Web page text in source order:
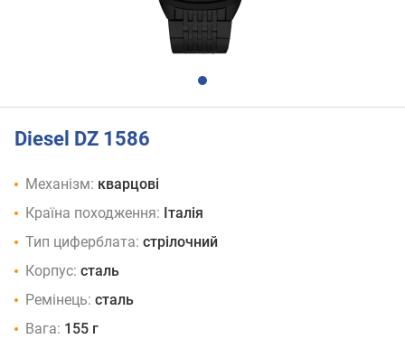
Diesel DZ 1586
Механізм: кварцові
Країна походження: Італія
Тип циферблата: стрілочний
Корпус: сталь
Ремінець: сталь
Вага: 155 г